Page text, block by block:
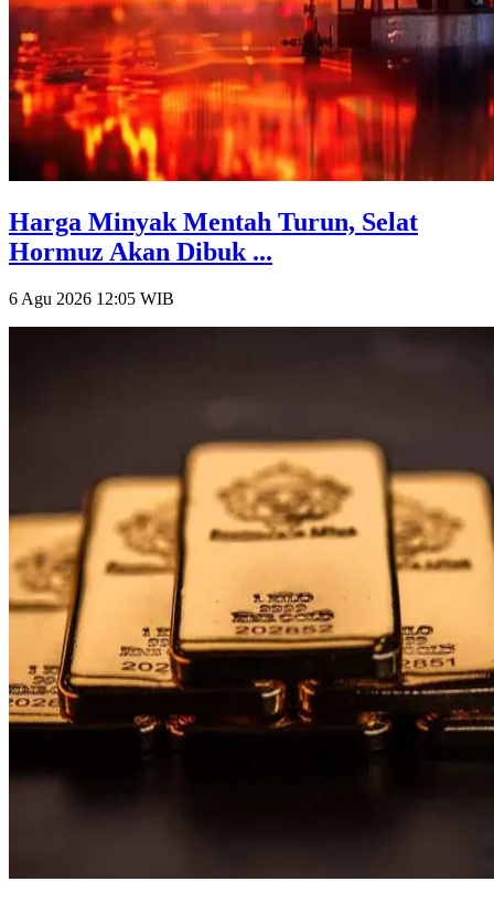
Harga Minyak Mentah Turun, Selat
Hormuz Akan Dibuk ...
6 Agu 2026 12:05 WIB